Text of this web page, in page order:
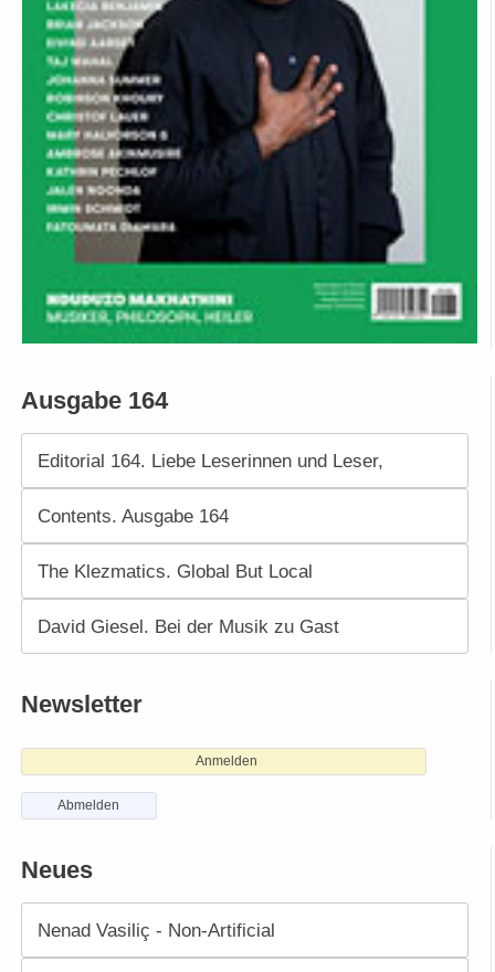
Ausgabe 164
Editorial 164. Liebe Leserinnen und Leser,
Contents. Ausgabe 164
The Klezmatics. Global But Local
David Giesel. Bei der Musik zu Gast
Newsletter
Anmelden
Abmelden
Neues
Nenad Vasiliç - Non-Artificial